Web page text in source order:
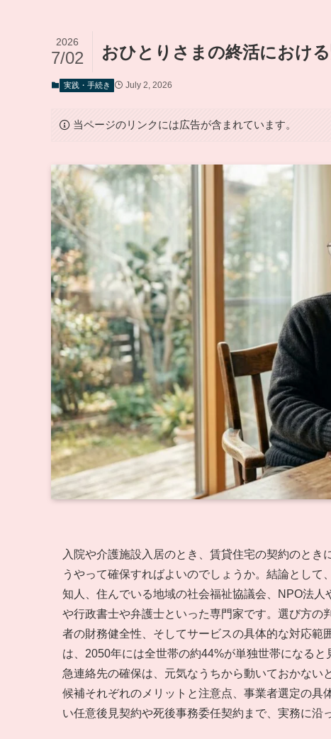
おひとりさまの終活におけ
2026
7/02
実践・手続き July 2, 2026
当ページのリンクには広告が含まれています。
入院や介護施設入居のとき、賃貸住宅の契約のと
うやって確保すればよいのでしょうか。結論とし
知人、住んでいる地域の社会福祉協議会、NPO法
や行政書士や弁護士といった専門家です。選び方
者の財務健全性、そしてサービスの具体的な対応
は、2050年には全世帯の約44%が単独世帯になる
急連絡先の確保は、元気なうちから動いておかな
候補それぞれのメリットと注意点、事業者選定の具
い任意後見契約や死後事務委任契約まで、実務に沿